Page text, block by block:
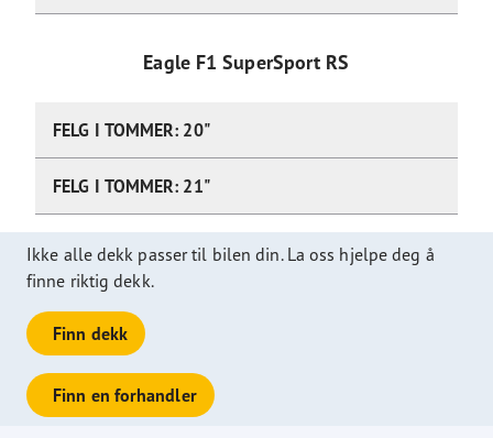
Eagle F1 SuperSport RS
FELG I TOMMER: 20"
FELG I TOMMER: 21"
Ikke alle dekk passer til bilen din. La oss hjelpe deg å
finne riktig dekk.
Finn dekk
Finn en forhandler